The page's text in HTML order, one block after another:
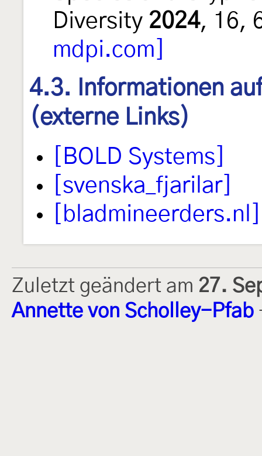
Diversity 2024, 16,
mdpi.com]
4.3. Informationen
(externe Links)
[BOLD Systems]
[svenska_fjarilar]
[bladmineerders.nl]
Zuletzt geändert am 27.
Annette von Scholley-Pfab